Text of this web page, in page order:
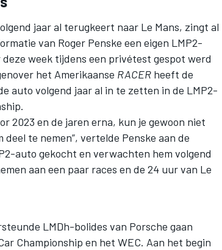
jaar al terugkeert naar Le Mans, zingt al
van Roger Penske een eigen LMP2-
week tijdens een privétest gespot werd
het Amerikaanse RACER heeft de
auto volgend jaar al in te zetten in de LMP2-
2023 en de jaren erna, kun je gewoon niet
te nemen”, vertelde Penske aan de
auto gekocht en verwachten hem volgend
aan een paar races en de 24 uur van Le
LMDh-bolides van Porsche gaan
Championship en het WEC. Aan het begin